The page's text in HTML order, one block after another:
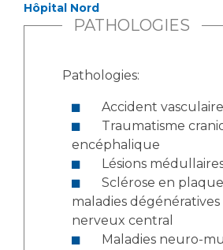
Hôpital Nord
PATHOLOGIES
Pathologies:
Accident
encéphalique
Lésions
maladies
nerveux central
Maladies neuro-